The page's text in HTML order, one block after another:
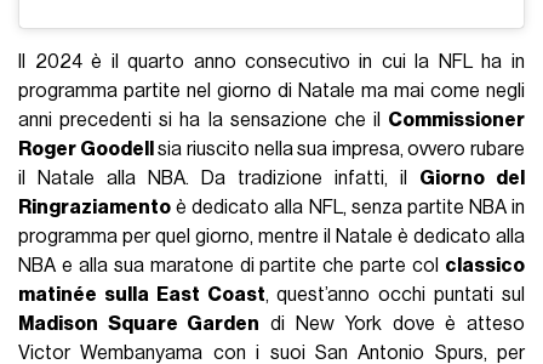
Il 2024 è il quarto anno consecutivo in cui la NFL ha in
programma partite nel giorno di Natale ma mai come negli
anni precedenti si ha la sensazione che il Commissioner
Roger Goodell
sia riuscito nella sua impresa, ovvero rubare
il Natale alla NBA. Da tradizione infatti, il Giorno del
Ringraziamento è dedicato alla NFL, senza partite NBA in
programma per quel giorno, mentre il Natale è dedicato alla
NBA e alla sua maratone di partite che parte col classico
matinée sulla East Coast, quest’anno occhi puntati sul
Madison Square Garden di New York dove è atteso
Victor Wembanyama con i suoi San Antonio Spurs, per